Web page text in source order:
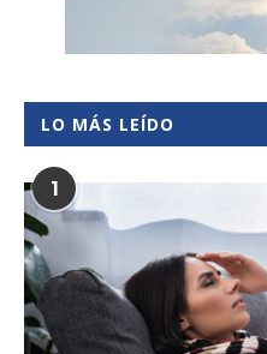
LO MÁS LEÍDO
1